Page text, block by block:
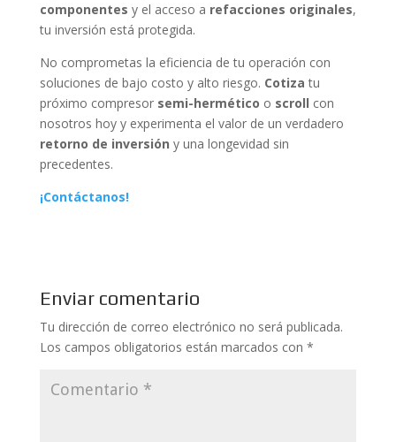
componentes y el acceso a refacciones originales,
tu inversión está protegida.
No comprometas la eficiencia de tu operación con
soluciones de bajo costo y alto riesgo. Cotiza tu
próximo compresor semi-hermético o scroll con
nosotros hoy y experimenta el valor de un verdadero
retorno de inversión y una longevidad sin
precedentes.
¡Contáctanos!
Enviar comentario
Tu dirección de correo electrónico no será publicada.
Los campos obligatorios están marcados con *